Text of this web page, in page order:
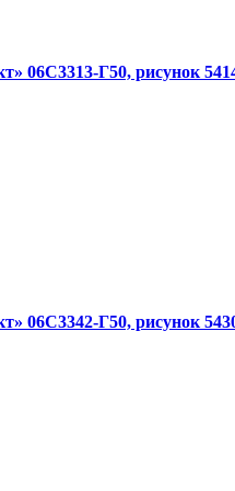
06С3313-Г50, рисунок
06С3342-Г50, рисунок